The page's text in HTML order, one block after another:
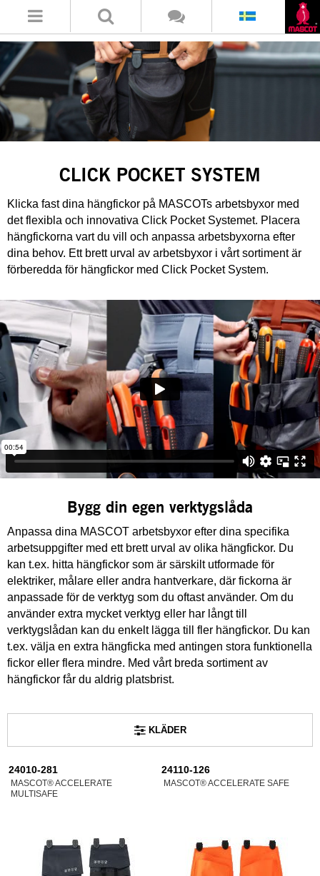
CLICK POCKET SYSTEM
Klicka fast dina hängfickor på MASCOTs arbetsbyxor med
det flexibla och innovativa Click Pocket Systemet. Placera
hängfickorna vart du vill och anpassa arbetsbyxorna efter
dina behov. Ett brett urval av arbetsbyxor i vårt sortiment är
förberedda för hängfickor med Click Pocket System.
Bygg din egen verktygslåda
Anpassa dina MASCOT arbetsbyxor efter dina specifika
arbetsuppgifter med ett brett urval av olika hängfickor. Du
kan t.ex. hitta hängfickor som är särskilt utformade för
elektriker, målare eller andra hantverkare, där fickorna är
anpassade för de verktyg som du oftast använder. Om du
använder extra mycket verktyg eller har långt till
verktygslådan kan du enkelt lägga till fler hängfickor. Du kan
t.ex. välja en extra hängficka med antingen stora funktionella
fickor eller flera mindre. Med vårt breda sortiment av
hängfickor får du aldrig platsbrist.
KLÄDER
24010-281
MASCOT® ACCELERATE
MULTISAFE
24110-126
MASCOT® ACCELERATE SAFE